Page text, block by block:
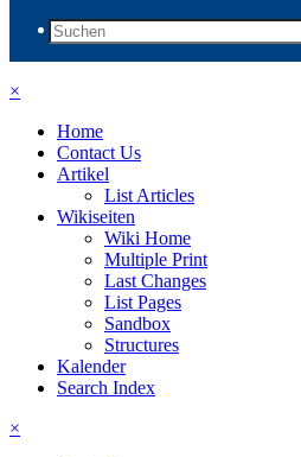
×
Home
Contact Us
Artikel
List Articles
Wikiseiten
Wiki Home
Multiple Print
Last Changes
List Pages
Sandbox
Structures
Kalender
Search Index
×